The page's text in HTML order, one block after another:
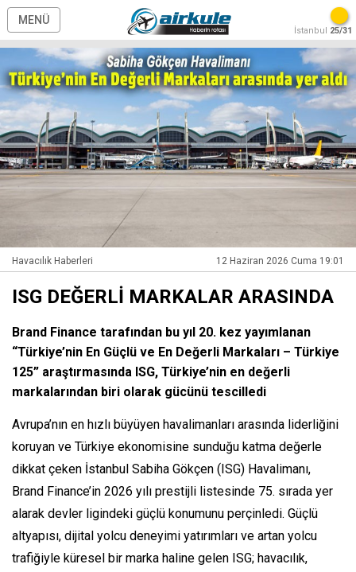
MENÜ
İstanbul 25/31
Havacılık Haberleri 12 Haziran 2026 Cuma 19:01
ISG DEĞERLİ MARKALAR ARASINDA
Brand Finance tarafından bu yıl 20. kez yayımlanan
“Türkiye’nin En Güçlü ve En Değerli Markaları – Türkiye
125” araştırmasında ISG, Türkiye’nin en değerli
markalarından biri olarak gücünü tescilledi
Avrupa’nın en hızlı büyüyen havalimanları arasında liderliğini
koruyan ve Türkiye ekonomisine sunduğu katma değerle
dikkat çeken İstanbul Sabiha Gökçen (ISG) Havalimanı,
Brand Finance’in 2026 yılı prestijli listesinde 75. sırada yer
alarak devler ligindeki güçlü konumunu perçinledi. Güçlü
altyapısı, dijital yolcu deneyimi yatırımları ve artan yolcu
trafiğiyle küresel bir marka haline gelen ISG; havacılık,